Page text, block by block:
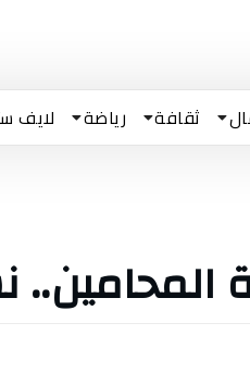
ثقافة رياضة لايف
المحامين..